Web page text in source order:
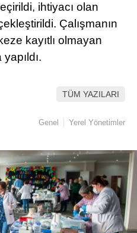
Facebook
Instagram
Youtube
TikTok
ihtiyacı olan
Çalışmanın
kayıtlı olmayan
TÜM YAZILARI
Genel Yerel Yönetimler